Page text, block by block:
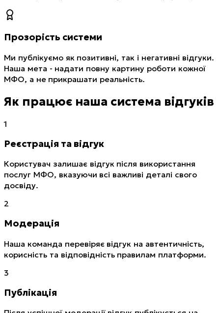
Прозорість системи
Ми публікуємо як позитивні, так і негативні відгуки.
Наша мета - надати повну картину роботи кожної
МФО, а не прикрашати реальність.
Як працює наша система відгуків
1
Реєстрація та відгук
Користувач залишає відгук після використання
послуг МФО, вказуючи всі важливі деталі свого
досвіду.
2
Модерація
Наша команда перевіряє відгук на автентичність,
корисність та відповідність правилам платформи.
3
Публікація